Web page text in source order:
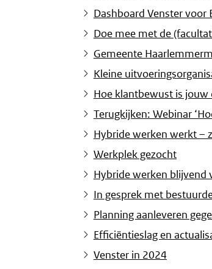
Dashboard Venster
Doe mee met de
Gemeente
Kleine
Hoe klantbewust is jouw
Terugkijken: Webinar
Hybride werken werkt –
Werkplek gezocht
Hybride werken blijvend
In gesprek met
Planning aanleveren
Efficiëntieslag en
Venster in 2024